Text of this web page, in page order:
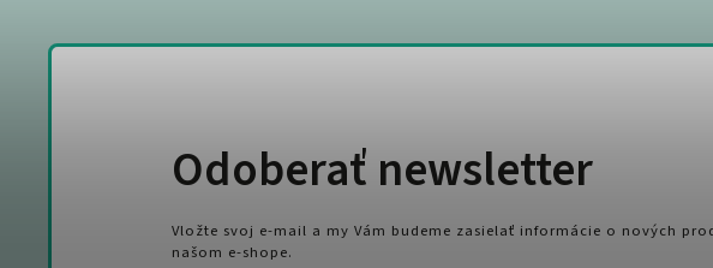
Odoberať newsletter
Vložte svoj e-mail a my Vám budeme zasielať informácie o nových
našom e-shope.